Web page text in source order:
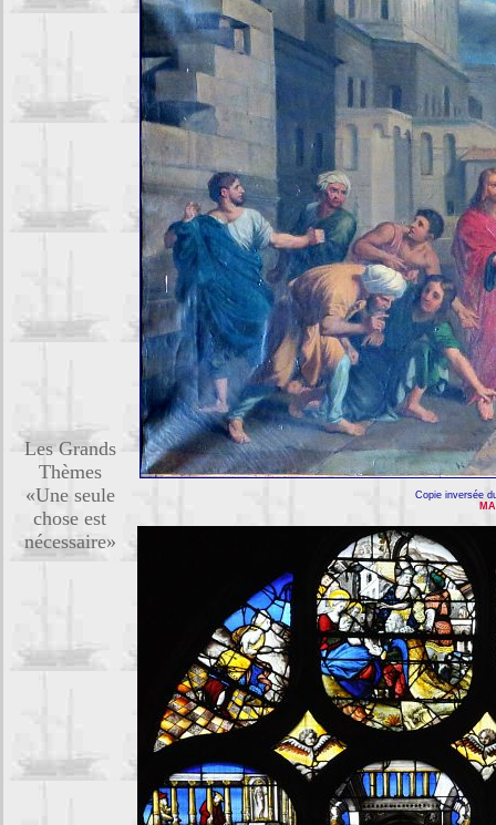
Les Grands
Thèmes
«Une seule
chose est
nécessaire»
Copie inversée